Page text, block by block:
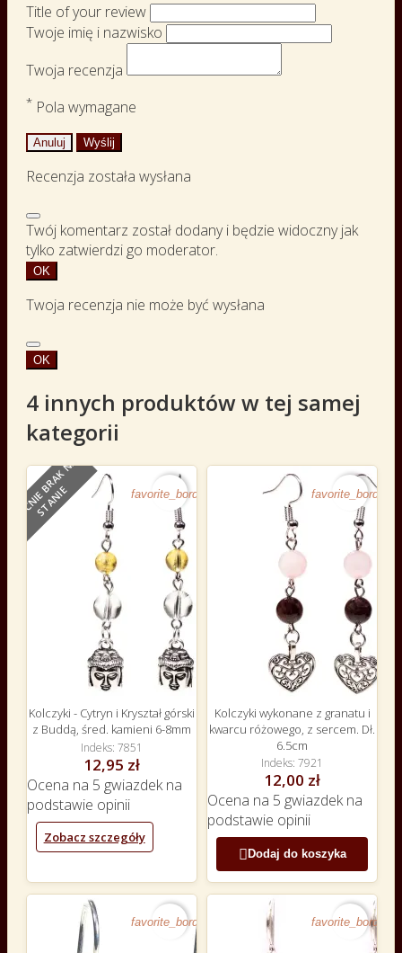
Title of your review
Twoje imię i nazwisko
Twoja recenzja
* Pola wymagane
Anuluj Wyślij
Recenzja została wysłana
Twój komentarz został dodany i będzie widoczny jak
tylko zatwierdzi go moderator.
OK
Twoja recenzja nie może być wysłana
OK
4 innych produktów w tej samej
kategorii
O
B
E
C
N
I
E
B
R
A
K
N
A
S
T
A
N
I
E favorite_border
Kolczyki - Cytryn i Kryształ górski
z Buddą, śred. kamieni 6-8mm
Indeks 7851
12,95 zł
Ocena na 5 gwiazdek na
podstawie opinii
Zobacz szczegóły
favorite_border
Kolczyki wykonane z granatu i
kwarcu różowego, z sercem. Dł.
6.5cm
Indeks 7921
12,00 zł
Ocena na 5 gwiazdek na
podstawie opinii
 Dodaj do koszyka
favorite_border favorite_border